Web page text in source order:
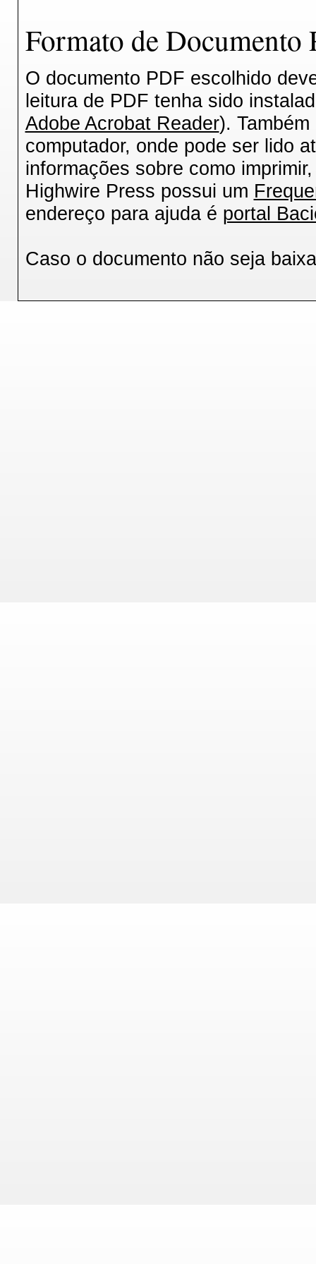
Formato de
O documento PDF escolhido
leitura de PDF tenha sido
Adobe Acrobat Reader).
computador, onde pode ser lido
informações sobre como
Highwire Press possui um
endereço para ajuda é portal
Caso o documento não seja